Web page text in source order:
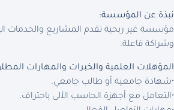
نبذة عن المؤسسة:
مؤسسة غير ربحية تقدم المشاريع والخدمات
وشراكة فاعلة.
المؤهلات العلمية والخبرات والمهارات
•شهادة جامعية أو طالب جامعي.
•التعامل مع أجهزة الحاسب الألى باحتراف.